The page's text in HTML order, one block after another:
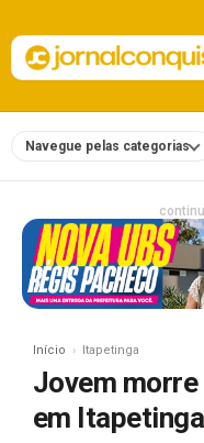
Navegue pelas categorias
Início Itapetinga
Jovem
em Itapetinga